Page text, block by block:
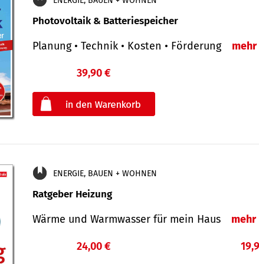
Photovoltaik & Batteriespeicher
Planung • Technik • Kosten • Förderung mehr
39,90 €
ENERGIE, BAUEN + WOHNEN
Ratgeber Heizung
Wärme und Warmwasser für mein Haus mehr
24,00 €